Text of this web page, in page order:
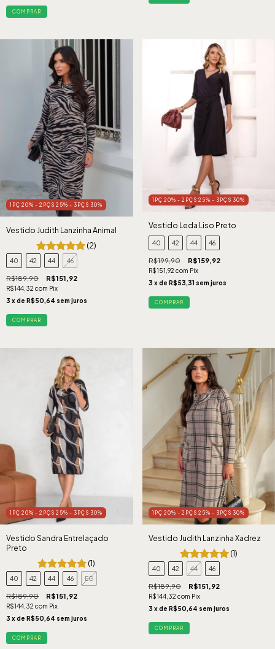
COMPRAR
1PÇ 20% - 2PÇS 25% - 3PÇS 30%
Vestido Judith Lanzinha Animal
(2)
40 42 44 46
R$189,90 R$151,92
R$144,32 com Pix
3 x de R$50,64 sem juros
COMPRAR
1PÇ 20% - 2PÇS 25% - 3PÇS 30%
Vestido Leda Liso Preto
40 42 44 46
R$199,90 R$159,92
R$151,92 com Pix
3 x de R$53,31 sem juros
COMPRAR
1PÇ 20% - 2PÇS 25% - 3PÇS 30%
Vestido Sandra Entrelaçado
Preto
(1)
40 42 44 46 EG
R$189,90 R$151,92
R$144,32 com Pix
3 x de R$50,64 sem juros
COMPRAR
1PÇ 20% - 2PÇS 25% - 3PÇS 30%
Vestido Judith Lanzinha Xadrez
(1)
40 42 44 46
R$189,90 R$151,92
R$144,32 com Pix
3 x de R$50,64 sem juros
COMPRAR